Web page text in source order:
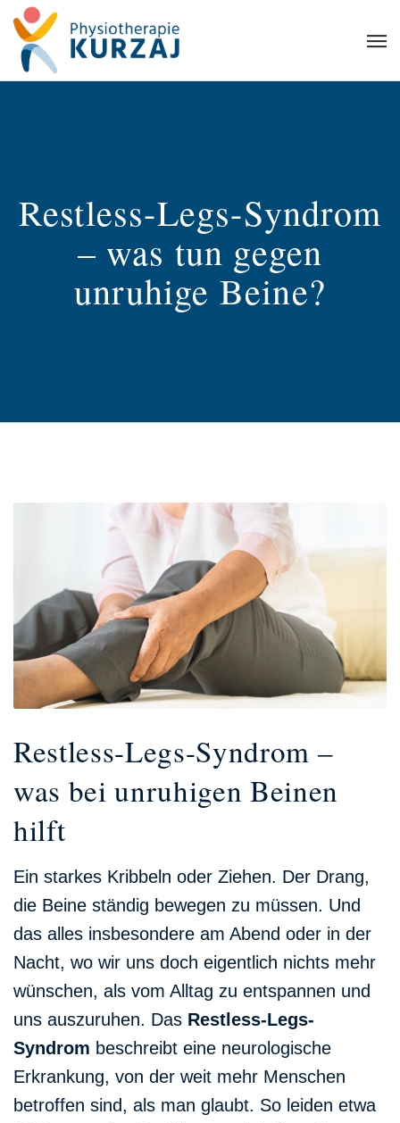
Restless-Legs-Syndrom
– was tun gegen
unruhige Beine?
Restless-Legs-Syndrom –
was bei unruhigen Beinen
hilft
Ein starkes Kribbeln oder Ziehen. Der Drang,
die Beine ständig bewegen zu müssen. Und
das alles insbesondere am Abend oder in der
Nacht, wo wir uns doch eigentlich nichts mehr
wünschen, als vom Alltag zu entspannen und
uns auszuruhen. Das Restless-Legs-
Syndrom beschreibt eine neurologische
Erkrankung, von der weit mehr Menschen
betroffen sind, als man glaubt. So leiden etwa